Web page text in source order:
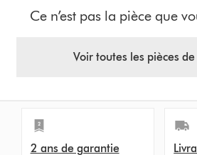
Ce n’est pas la pièce que
Voir toutes les pièces
2 ans de garantie